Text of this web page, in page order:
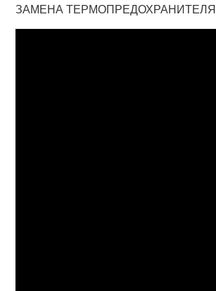
ЗАМЕНА ТЕРМОПРЕДОХРАНИТЕЛЯ